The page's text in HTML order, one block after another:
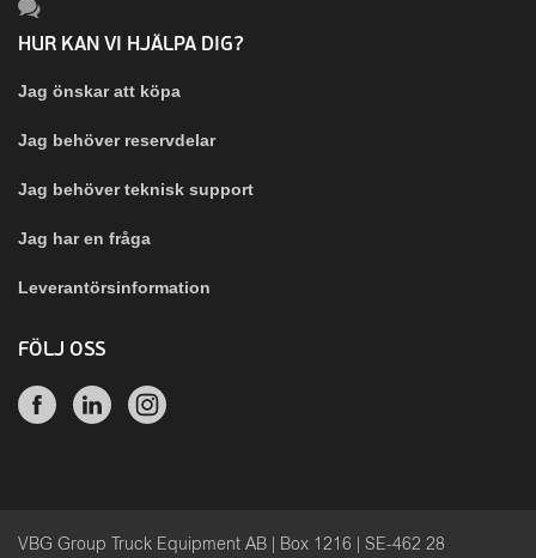
HUR KAN VI HJÄLPA DIG?
Jag önskar att köpa
Jag behöver reservdelar
Jag behöver teknisk support
Jag har en fråga
Leverantörsinformation
FÖLJ OSS
VBG Group Truck Equipment AB | Box 1216 | SE-462 28